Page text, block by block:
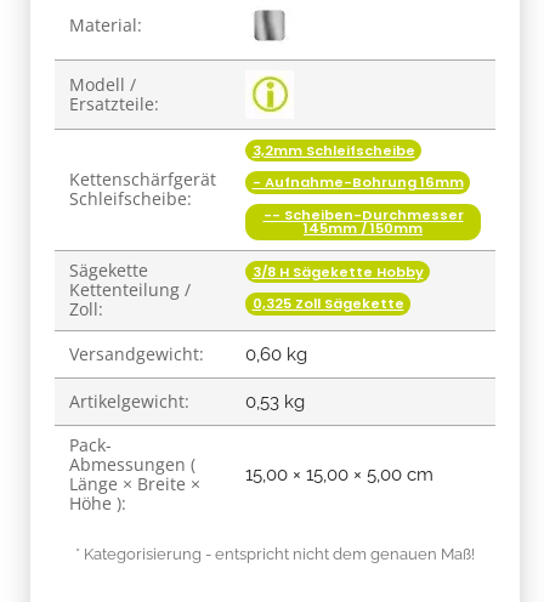
Produkteigenschaft
Material:
Modell /
Ersatzteile:
Kettenschärfgerät
Schleifscheibe:
3,2mm Schleifscheibe
- Aufnahme-Bohrung 16mm
-- Scheiben-Durchmesser
145mm / 150mm
Sägekette
Kettenteilung /
Zoll:
3/8 H Sägekette Hobby
0,325 Zoll Sägekette
Versandgewicht: 0,60 kg
Artikelgewicht: 0,53 kg
Pack-
Abmessungen (
Länge × Breite ×
Höhe ):
15,00 × 15,00 × 5,00 cm
* Kategorisierung - entspricht nicht dem genauen Maß!